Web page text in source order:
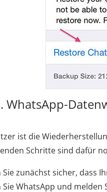
WhatsApp-
ist die
Schritte sind dafür
Sie zunächst sicher, dass
WhatsApp und melden